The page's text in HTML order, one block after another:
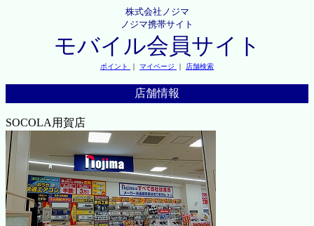
株式会社ノジマ
ノジマ携帯サイト
モバイル会員サイト
ポイント ｜ マイページ ｜ 店舗検索
店舗情報
SOCOLA用賀店